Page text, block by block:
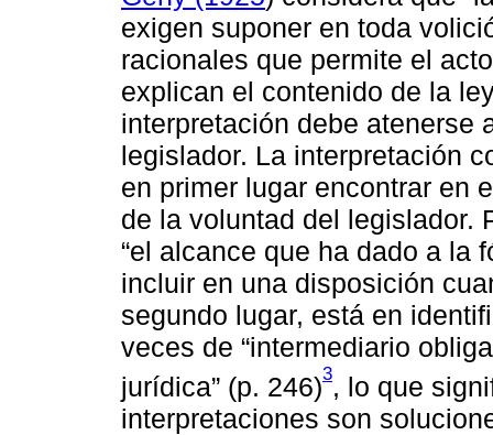
exigen suponer en toda
racionales que permite el
explican el contenido de la
interpretación debe atenerse
legislador. La interpretación
en primer lugar encontrar en
de la voluntad del legislador.
“el alcance que ha dado a la
incluir en una disposición
segundo lugar, está en
veces de “intermediario
jurídica” (p. 246)3, lo que
interpretaciones son